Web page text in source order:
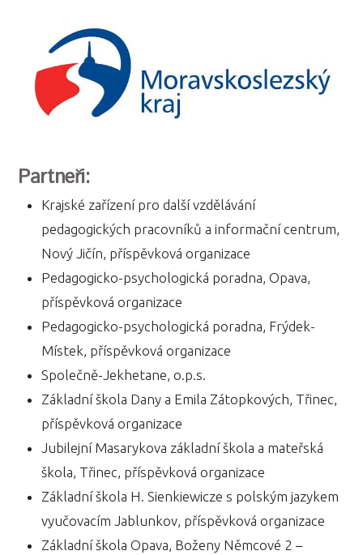
Partneři:
Krajské zařízení pro další vzdělávání
pedagogických pracovníků a informační centrum,
Nový Jičín, příspěvková organizace
Pedagogicko-psychologická poradna, Opava,
příspěvková organizace
Pedagogicko-psychologická poradna, Frýdek-
Místek, příspěvková organizace
Společně-Jekhetane, o.p.s.
Základní škola Dany a Emila Zátopkových, Třinec,
příspěvková organizace
Jubilejní Masarykova základní škola a mateřská
škola, Třinec, příspěvková organizace
Základní škola H. Sienkiewicze s polským jazykem
vyučovacím Jablunkov, příspěvková organizace
Základní škola Opava, Boženy Němcové 2 –